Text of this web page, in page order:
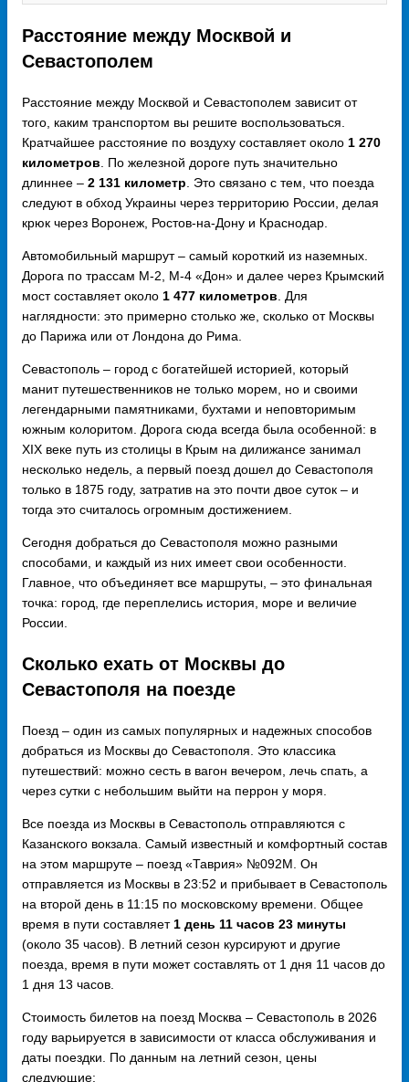
Расстояние между Москвой и
Севастополем
Расстояние между Москвой и Севастополем зависит от
того, каким транспортом вы решите воспользоваться.
Кратчайшее расстояние по воздуху составляет около 1 270
километров . По железной дороге путь значительно
длиннее – 2 131 километр . Это связано с тем, что поезда
следуют в обход Украины через территорию России, делая
крюк через Воронеж, Ростов-на-Дону и Краснодар.
Автомобильный маршрут – самый короткий из наземных.
Дорога по трассам М-2, М-4 «Дон» и далее через Крымский
мост составляет около 1 477 километров . Для
наглядности: это примерно столько же, сколько от Москвы
до Парижа или от Лондона до Рима.
Севастополь – город с богатейшей историей, который
манит путешественников не только морем, но и своими
легендарными памятниками, бухтами и неповторимым
южным колоритом. Дорога сюда всегда была особенной: в
XIX веке путь из столицы в Крым на дилижансе занимал
несколько недель, а первый поезд дошел до Севастополя
только в 1875 году, затратив на это почти двое суток – и
тогда это считалось огромным достижением.
Сегодня добраться до Севастополя можно разными
способами, и каждый из них имеет свои особенности.
Главное, что объединяет все маршруты, – это финальная
точка: город, где переплелись история, море и величие
России.
Сколько ехать от Москвы до
Севастополя на поезде
Поезд – один из самых популярных и надежных способов
добраться из Москвы до Севастополя. Это классика
путешествий: можно сесть в вагон вечером, лечь спать, а
через сутки с небольшим выйти на перрон у моря.
Все поезда из Москвы в Севастополь отправляются с
Казанского вокзала. Самый известный и комфортный состав
на этом маршруте – поезд «Таврия» №092М. Он
отправляется из Москвы в 23:52 и прибывает в Севастополь
на второй день в 11:15 по московскому времени. Общее
время в пути составляет 1 день 11 часов 23 минуты
(около 35 часов). В летний сезон курсируют и другие
поезда, время в пути может составлять от 1 дня 11 часов до
1 дня 13 часов.
Стоимость билетов на поезд Москва – Севастополь в 2026
году варьируется в зависимости от класса обслуживания и
даты поездки. По данным на летний сезон, цены
следующие: